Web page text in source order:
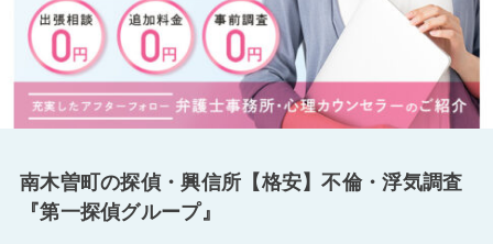
南木曽町の探偵・興信所【格安】不倫・浮気調査
『第一探偵グループ』